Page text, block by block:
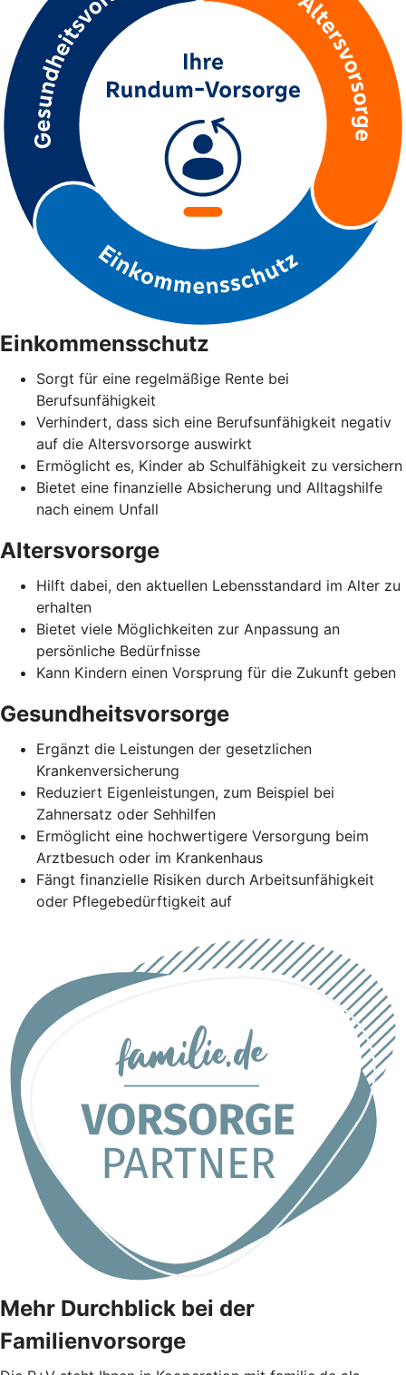
Einkommensschutz
Sorgt für eine regelmäßige Rente bei
Berufsunfähigkeit
Verhindert, dass sich eine Berufsunfähigkeit negativ
auf die Altersvorsorge auswirkt
Ermöglicht es, Kinder ab Schulfähigkeit zu versichern
Bietet eine finanzielle Absicherung und Alltagshilfe
nach einem Unfall
Altersvorsorge
Hilft dabei, den aktuellen Lebensstandard im Alter zu
erhalten
Bietet viele Möglichkeiten zur Anpassung an
persönliche Bedürfnisse
Kann Kindern einen Vorsprung für die Zukunft geben
Gesundheitsvorsorge
Ergänzt die Leistungen der gesetzlichen
Krankenversicherung
Reduziert Eigenleistungen, zum Beispiel bei
Zahnersatz oder Sehhilfen
Ermöglicht eine hochwertigere Versorgung beim
Arztbesuch oder im Krankenhaus
Fängt finanzielle Risiken durch Arbeitsunfähigkeit
oder Pflegebedürftigkeit auf
Mehr Durchblick bei der
Familienvorsorge